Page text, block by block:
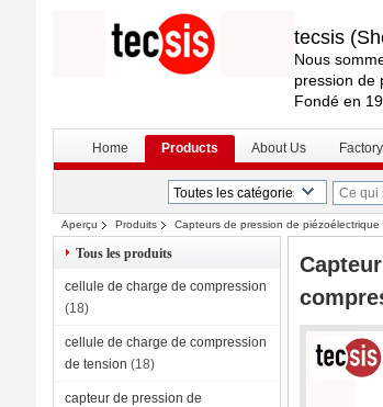
tecsis
Nous
pression de
Fondé en
Home Products About Us
Aperçu Produits Capteurs de pression de piézoélectrique
Tous les produits
cellule de charge de compression
(18)
cellule de charge de compression
de tension (18)
capteur de pression de